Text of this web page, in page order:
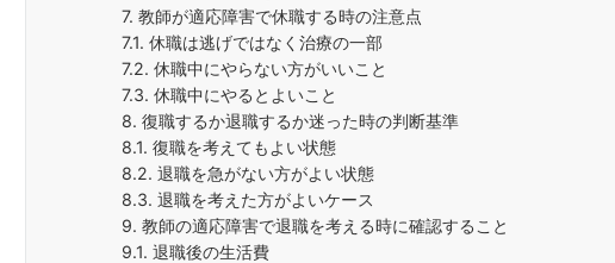
7. 教師が適応障害で休職する時の注意点
7.1. 休職は逃げではなく治療の一部
7.2. 休職中にやらない方がいいこと
7.3. 休職中にやるとよいこと
8. 復職するか退職するか迷った時の判断基準
8.1. 復職を考えてもよい状態
8.2. 退職を急がない方がよい状態
8.3. 退職を考えた方がよいケース
9. 教師の適応障害で退職を考える時に確認すること
9.1. 退職後の生活費